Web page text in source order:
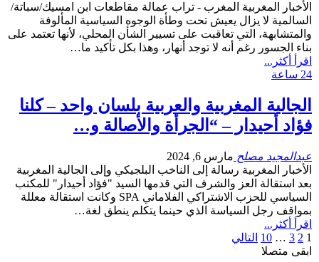
الأخبار المغربية المغرب - تراب عمالة مقاطعات ابن امسيك/سباتة/
السالمية لا يزال يعيش تحت وطأة الوجوه السياسية المألوفة
والمتشابهة، التي تعاقبت على تسيير الشأن المحلي، لأنها تعتمد على
بناء الجسور رغم أنه لا توجد أنهار، وهذا بكل تأكيد ما…
اقرأ أكثر...
24 ساعة
الجالية المغربية والعربية بلسان واحد – كلنا
فؤاد أحيدار – “الجرأة والأصالة و…
عبدالمجيد مصلح مارس 6, 2024
الأخبار المغربية رسالة إلى الناخب البلجيكي وإلى الجالية المغربية
بعد استقالة العز والشرف التي قدمها السيد "فؤاد أحيدار" للمكتب
السياسي للحزب الاشتراكي الفلاماني SPA وكانت استقالة معللة
بمواقف رجل السياسة الذي حينما يتكلم ينطق لغة…
اقرأ أكثر...
1
2
3
…
10 التالي
ابقى متصلا